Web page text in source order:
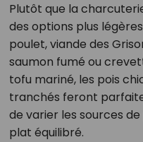
Plutôt que la
des options plus
poulet, viande des
saumon fumé ou
tofu mariné, les pois
tranchés feront
de varier les sources
plat équilibré.